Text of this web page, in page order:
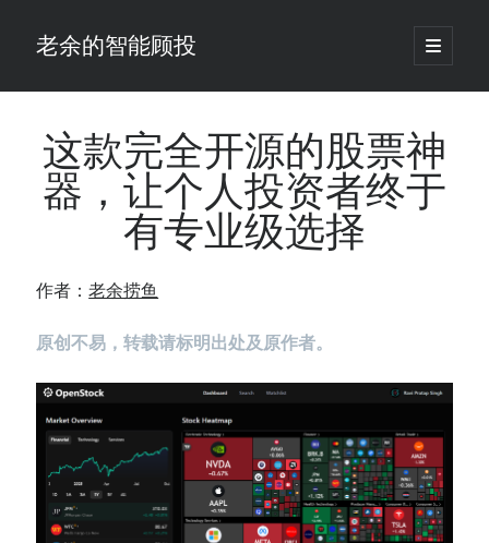
老余的智能顾投
open
primary
Sidebar
最新发表 ：
你的回测曲线越漂亮，我越替你担心：因为历史顺序，正在“倒着”给你
大多数突破交易倒在“收缩阶段”，而这个EA等的是“扩张确认”（附完整源
为什么说每年6月底是罗素2000最干净的套利窗口？
老余看市：长鑫4万亿，A股却蒸发12.4万亿
普通人的5个常见投资错误，可能让你多干12年才能退休
怎么把TradingView上的裸指标拆成可回测的交易规则：成交量差值背离
实战
这款完全开源的股票神
器，让个人投资者终于
有专业级选择
作者：老余捞鱼
原创不易，转载请标明出处及原作者。